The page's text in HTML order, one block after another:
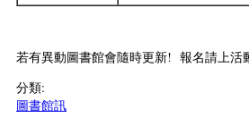
若有異動圖書館會隨時更新! 報名請上活
分類:
圖書館訊